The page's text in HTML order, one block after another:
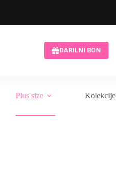
DARILNI BON
Plus size Kolekcije